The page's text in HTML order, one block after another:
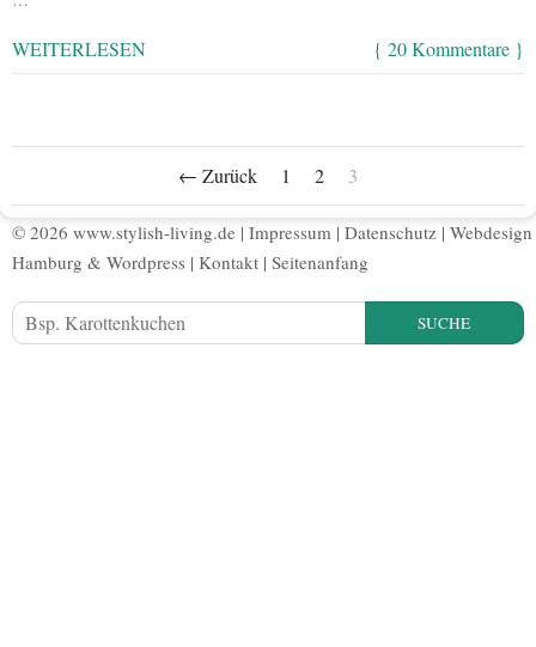
WEITERLESEN { 20 Kommentare }
← Zurück 1 2 3
© 2026 www.stylish-living.de | Impressum | Datenschutz | Webdesign
Hamburg & Wordpress | Kontakt | Seitenanfang
SUCHE